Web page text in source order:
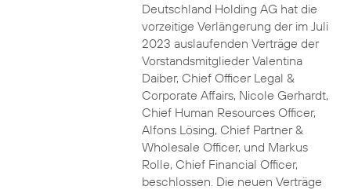
Deutschland Holding AG hat die
vorzeitige Verlängerung der im Juli
2023 auslaufenden Verträge der
Vorstandsmitglieder Valentina
Daiber, Chief Officer Legal &
Corporate Affairs, Nicole Gerhardt,
Chief Human Resources Officer,
Alfons Lösing, Chief Partner &
Wholesale Officer, und Markus
Rolle, Chief Financial Officer,
beschlossen. Die neuen Verträge